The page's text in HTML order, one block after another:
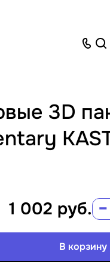
3D
1 002 руб. −
В корзину